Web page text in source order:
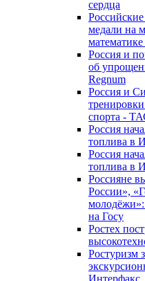
сердца
медали на
Россия и
об
Regnum
Россия и
спорта -
Россия
топлива в
Россия
топлива в
Россияне
России»,
молодёжи»:
на Госу
Ростех
Ростуризм
Интерфакс